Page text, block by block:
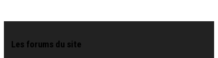
Les forums du site